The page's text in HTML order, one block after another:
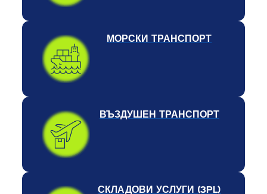
МОРСКИ ТРАНСПОРТ
ВЪЗДУШЕН ТРАНСПОРТ
СКЛАДОВИ УСЛУГИ (3PL)